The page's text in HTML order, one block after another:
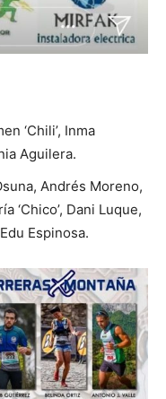
‘Chili’, Inma
Aguilera.
Andrés Moreno,
‘Chico’, Dani Luque,
Espinosa.